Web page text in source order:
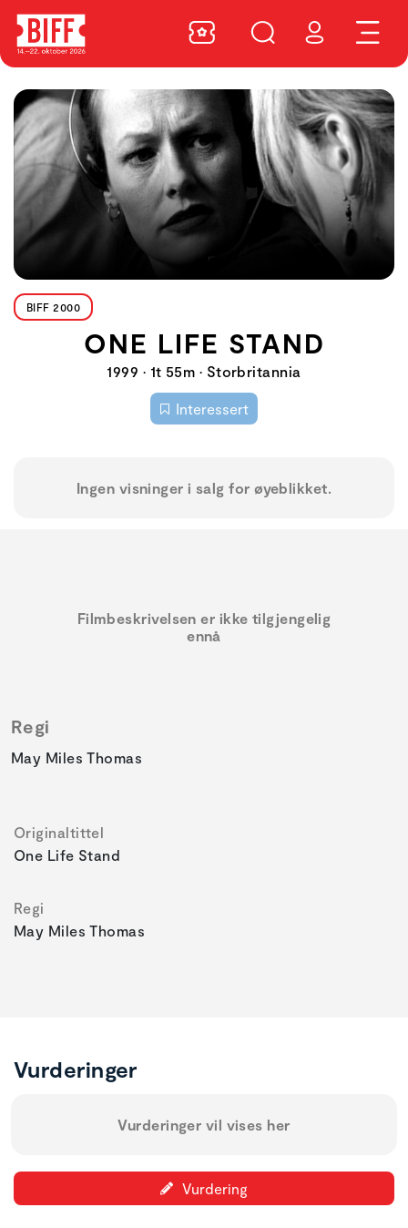
BIFF 2000
ONE LIFE STAND
1999 • 1t 55m • Storbritannia
Interessert
Ingen visninger i salg for øyeblikket.
Filmbeskrivelsen er ikke tilgjengelig
ennå
Regi
May Miles Thomas
Originaltittel
One Life Stand
Regi
May Miles Thomas
Vurderinger
Vurderinger vil vises her
Vurdering